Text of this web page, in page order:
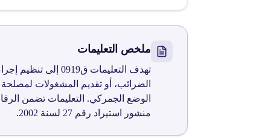
ملخص التعليمات
تهدف التعليمات
الضرائب، أو تقديم المشغولات
الوضع الجمركي. التعليمات تضمن
منشور استيراد رقم 27 لسنة 2002.